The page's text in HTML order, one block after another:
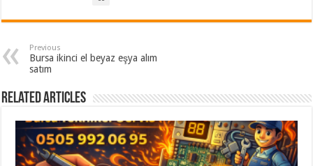
Previous
Bursa ikinci el beyaz eşya alım
satım
Related Articles